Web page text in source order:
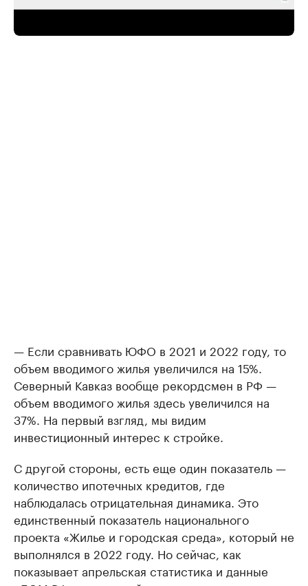
— Насколько строительная отрасль ЮФО и
СКФО сегодня привлекательна для инвесторов?
— Если сравнивать ЮФО в 2021 и 2022 году, то
объем вводимого жилья увеличился на 15%.
Северный Кавказ вообще рекордсмен в РФ —
объем вводимого жилья здесь увеличился на
37%. На первый взгляд, мы видим
инвестиционный интерес к стройке.
С другой стороны, есть еще один показатель —
количество ипотечных кредитов, где
наблюдалась отрицательная динамика. Это
единственный показатель национального
проекта «Жилье и городская среда», который не
выполнялся в 2022 году. Но сейчас, как
показывает апрельская статистика и данные